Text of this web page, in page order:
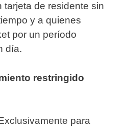
tarjeta de residente sin
y a quienes
por un período
día.
restringido
para